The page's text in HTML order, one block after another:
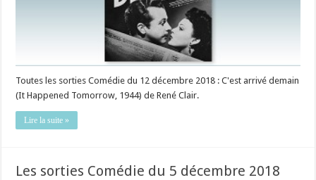
Toutes les sorties Comédie du 12 décembre 2018 : C'est arrivé demain
(It Happened Tomorrow, 1944) de René Clair.
Lire la suite »
Les sorties Comédie du 5 décembre 2018